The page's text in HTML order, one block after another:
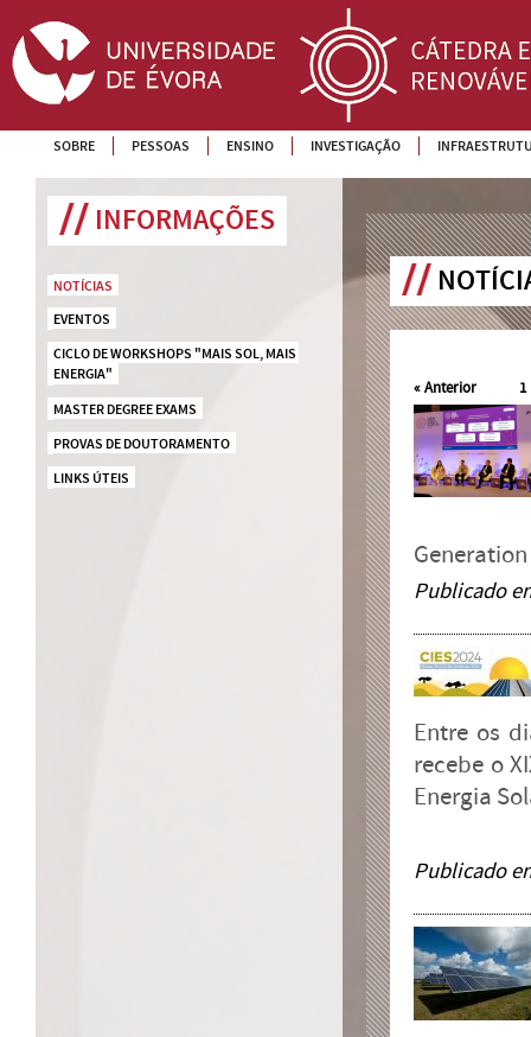
SOBRE PESSOAS ENSINO INVESTIGAÇÃO
INFORMAÇÕES
NOTÍCIAS
EVENTOS
CICLO DE WORKSHOPS "MAIS SOL, MAIS
ENERGIA"
MASTER DEGREE EXAMS
PROVAS DE DOUTORAMENTO
LINKS ÚTEIS
«Anterior 1
Publicado
Entre os
recebe o
Energia
Publicado